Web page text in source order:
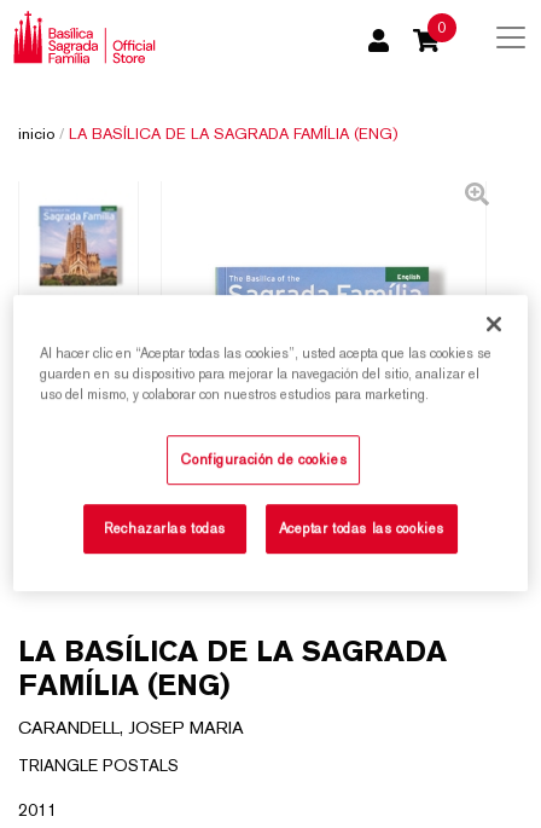
0
inicio / LA BASÍLICA DE LA SAGRADA FAMÍLIA (ENG)
LA BASÍLICA DE LA SAGRADA
FAMÍLIA (ENG)
CARANDELL, JOSEP MARIA
TRIANGLE POSTALS
2011
Al hacer clic en “Aceptar todas las cookies”, usted acepta que las cookies se
guarden en su dispositivo para mejorar la navegación del sitio, analizar el
uso del mismo, y colaborar con nuestros estudios para marketing.
Configuración de cookies
Rechazarlas todas Aceptar todas las cookies